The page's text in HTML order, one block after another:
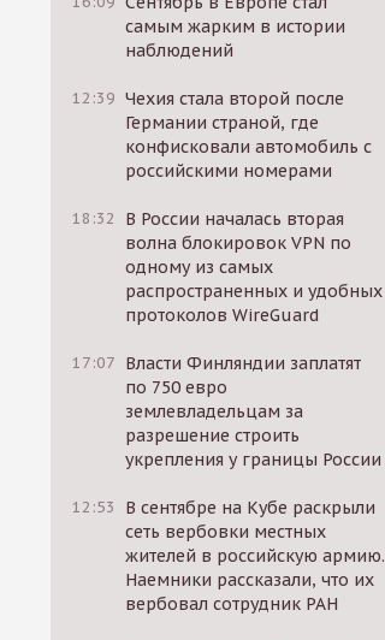
самым жарким в истории
наблюдений
12:39 Чехия стала второй после
Германии страной, где
конфисковали автомобиль с
российскими номерами
18:32
В России началась вторая
волна блокировок VPN по
одному из самых
распространенных и удобных
протоколов WireGuard
17:07 Власти Финляндии заплатят
по 750 евро
землевладельцам за
разрешение строить
укрепления у границы России
12:53
В сентябре на Кубе раскрыли
сеть вербовки местных
жителей в российскую армию.
Наемники рассказали, что их
вербовал сотрудник РАН